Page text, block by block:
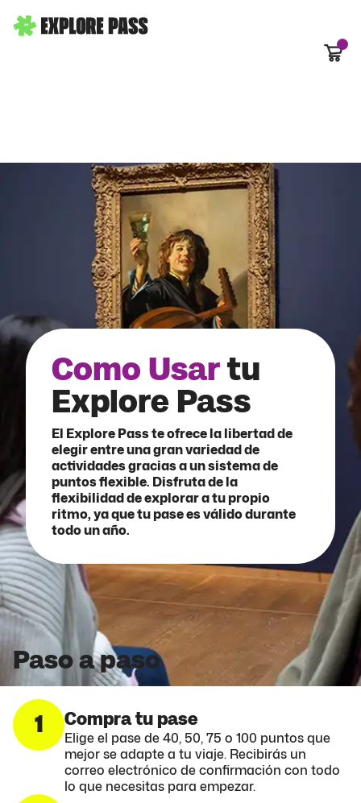
Como Usar tu
Explore Pass
El Explore Pass te ofrece la libertad de
elegir entre una gran variedad de
actividades gracias a un sistema de
puntos flexible. Disfruta de la
flexibilidad de explorar a tu propio
ritmo, ya que tu pase es válido durante
todo un año.
Paso a paso
1
Compra tu pase
Elige el pase de 40, 50, 75 o 100 puntos que
mejor se adapte a tu viaje. Recibirás un
correo electrónico de confirmación con todo
lo que necesitas para empezar.